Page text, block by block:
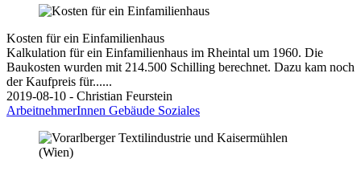
Kosten für ein Einfamilienhaus
Kalkulation für ein Einfamilienhaus im Rheintal um 1960. Die
Baukosten wurden mit 214.500 Schilling berechnet. Dazu kam noch
der Kaufpreis für......
2019-08-10 - Christian Feurstein
ArbeitnehmerInnen Gebäude Soziales